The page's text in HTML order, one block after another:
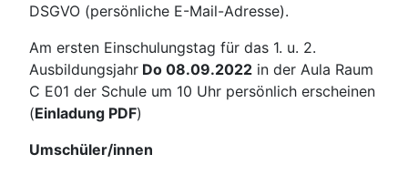
DSGVO (persönliche E-Mail-Adresse).
Am ersten Einschulungstag für das 1. u. 2.
Ausbildungsjahr Do 08.09.2022 in der Aula Raum
C E01 der Schule um 10 Uhr persönlich erscheinen
(Einladung PDF)
Umschüler/innen